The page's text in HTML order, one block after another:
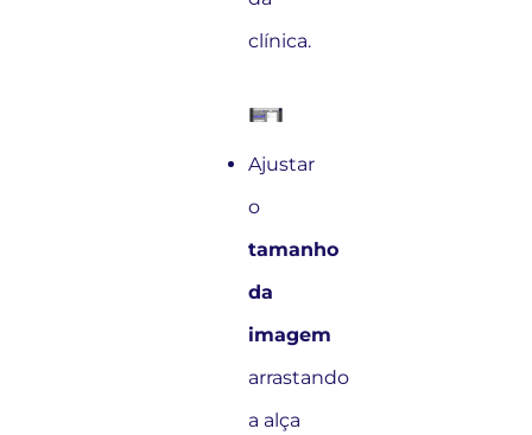
clínica.
Ajustar
o
tamanho
da
imagem
arrastando
a alça